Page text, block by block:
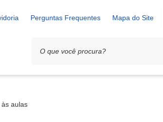
Perguntas Frequentes Mapa do Site
aulas